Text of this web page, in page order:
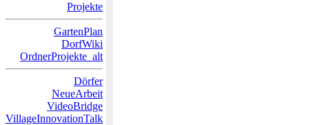
Projekte
GartenPlan
DorfWiki
OrdnerProjekte_alt
Dörfer
NeueArbeit
VideoBridge
VillageInnovationTalk